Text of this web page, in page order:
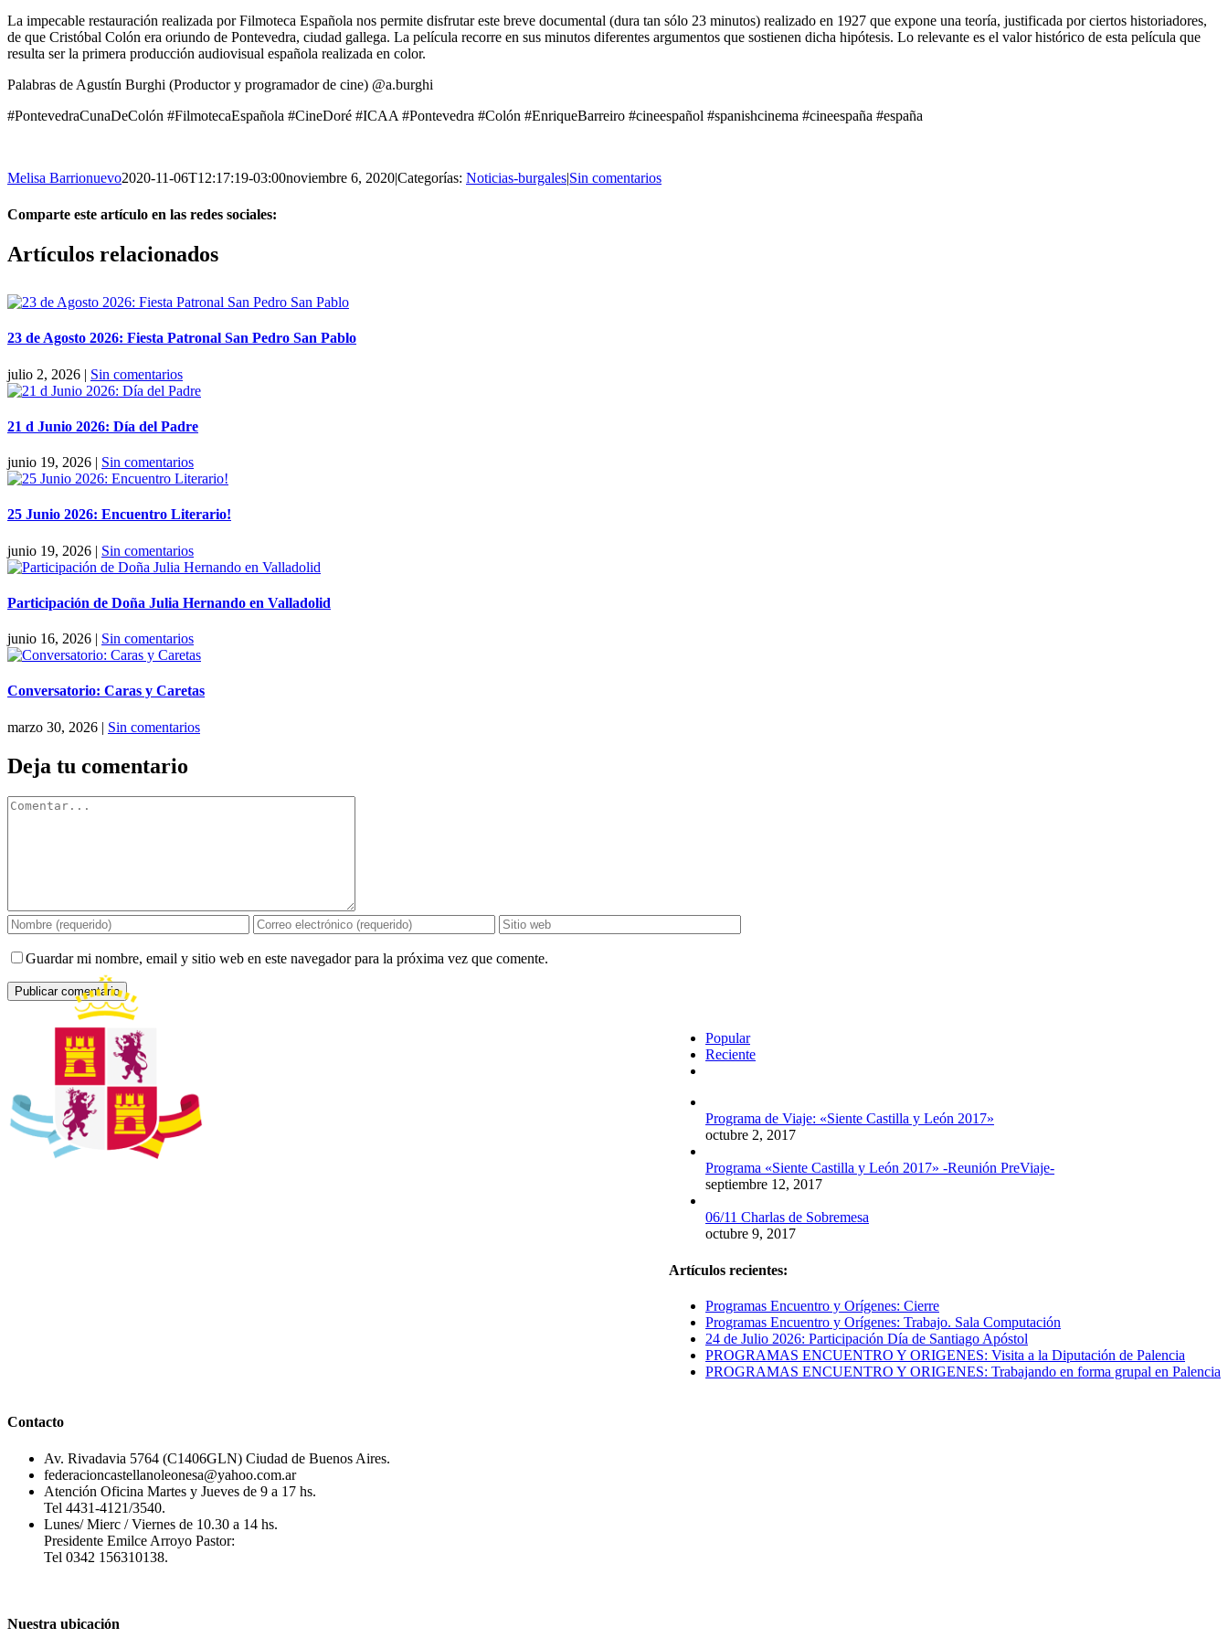
La impecable restauración realizada por Filmoteca Española nos permite disfrutar este breve documental (dura tan sólo 23 minutos) realizado en 1927 que expone una teoría, justificada por ciertos historiadores,
de que Cristóbal Colón era oriundo de Pontevedra, ciudad gallega. La película recorre en sus minutos diferentes argumentos que sostienen dicha hipótesis. Lo relevante es el valor histórico de esta película que
resulta ser la primera producción audiovisual española realizada en color.
Palabras de Agustín Burghi (Productor y programador de cine) @a.burghi
#PontevedraCunaDeColón #FilmotecaEspañola #CineDoré #ICAA #Pontevedra #Colón #EnriqueBarreiro #cineespañol #spanishcinema #cineespaña #españa
Melisa Barrionuevo2020-11-06T12:17:19-03:00noviembre 6, 2020|Categorías: Noticias-burgales|Sin comentarios
Comparte este artículo en las redes sociales:
Facebook
X
Reddit
LinkedIn
Pinterest
Vk
Artículos relacionados
23 de Agosto 2026: Fiesta Patronal San Pedro San Pablo
julio 2, 2026 | Sin comentarios
21 d Junio 2026: Día del Padre
junio 19, 2026 | Sin comentarios
25 Junio 2026: Encuentro Literario!
junio 19, 2026 | Sin comentarios
Participación de Doña Julia Hernando en Valladolid
junio 16, 2026 | Sin comentarios
Conversatorio: Caras y Caretas
marzo 30, 2026 | Sin comentarios
Deja tu comentario
Comentar
Guardar mi nombre, email y sitio web en este navegador para la próxima vez que comente.
Popular
Reciente
Programa de Viaje: «Siente Castilla y León 2017»
octubre 2, 2017
Programa «Siente Castilla y León 2017» -Reunión PreViaje-
septiembre 12, 2017
06/11 Charlas de Sobremesa
octubre 9, 2017
Artículos recientes:
Programas Encuentro y Orígenes: Cierre
Programas Encuentro y Orígenes: Trabajo. Sala Computación
24 de Julio 2026: Participación Día de Santiago Apóstol
PROGRAMAS ENCUENTRO Y ORIGENES: Visita a la Diputación de Palencia
PROGRAMAS ENCUENTRO Y ORIGENES: Trabajando en forma grupal en Palencia
Contacto
Av. Rivadavia 5764 (C1406GLN) Ciudad de Buenos Aires.
federacioncastellanoleonesa@yahoo.com.ar
Atención Oficina Martes y Jueves de 9 a 17 hs.
Tel 4431-4121/3540.
Lunes/ Mierc / Viernes de 10.30 a 14 hs.
Presidente Emilce Arroyo Pastor:
Tel 0342 156310138.
Nuestra ubicación